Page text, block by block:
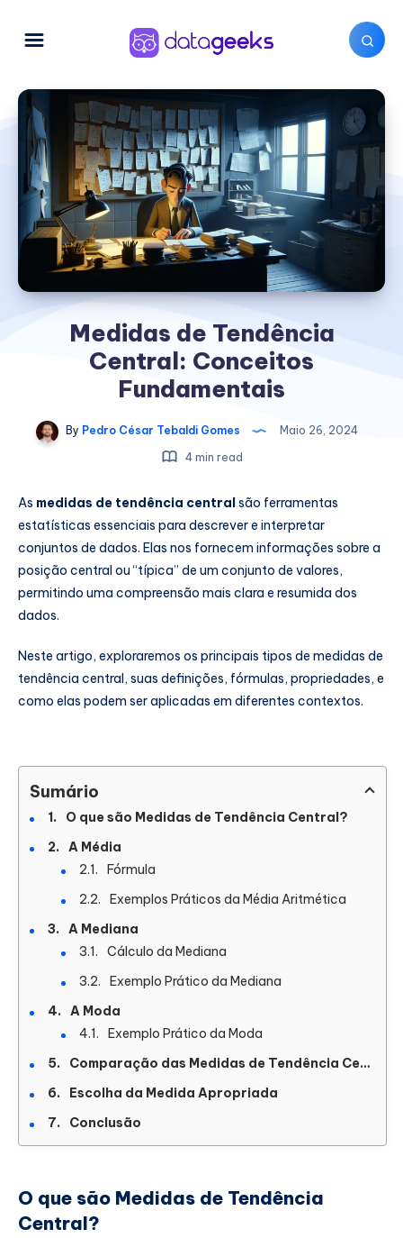
Medidas de Tendência
Central: Conceitos
Fundamentais
By Pedro César Tebaldi Gomes
Maio 26, 2024
4 min read
As medidas de tendência centralsão ferramentas
estatísticas essenciais para descrever e interpretar
conjuntos de dados. Elas nos fornecem informações sobre a
posição central ou “típica” de um conjunto de valores,
permitindo uma compreensão mais clara e resumida dos
dados.
Neste artigo, exploraremos os principais tipos de medidas de
tendência central, suas definições, fórmulas, propriedades, e
como elas podem ser aplicadas em diferentes contextos.
Sumário
O que são Medidas de Tendência Central?
A Média
Fórmula
Exemplos Práticos da Média Aritmética
A Mediana
Cálculo da Mediana
Exemplo Prático da Mediana
A Moda
Exemplo Prático da Moda
Comparação das Medidas de Tendência Central
Escolha da Medida Apropriada
Conclusão
O que são Medidas de Tendência
Central?